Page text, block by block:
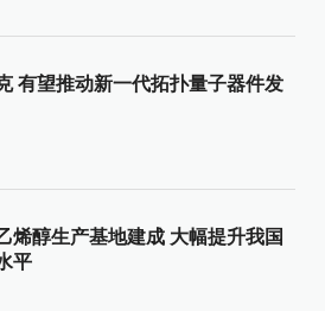
有望推动新一代拓扑量子器件发
烯醇生产基地建成 大幅提升我国
平